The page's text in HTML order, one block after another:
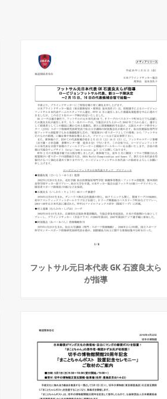
フットサル元日本代表 GK 石渡良太ら
が指導